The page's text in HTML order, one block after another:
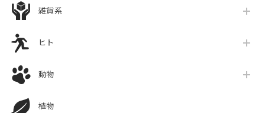
雑貨系
ヒト
動物
植物